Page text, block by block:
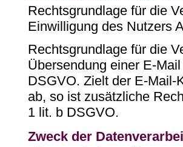
Rechtsgrundlage für die
Einwilligung des Nutzers
Rechtsgrundlage für die
Übersendung einer E-
DSGVO. Zielt der E-Mail-
ab, so ist zusätzliche
1 lit. b DSGVO.
Zweck der